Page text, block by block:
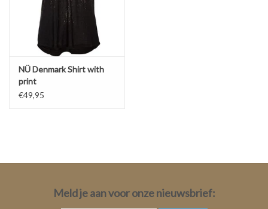
Accessoires
Merken
NÜ Denmark Shirt with
print
€49,95
Meld je aan voor onze nieuwsbrief: